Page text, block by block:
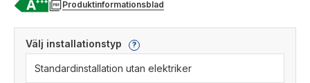
Produktinformationsblad
Välj installationstyp ?